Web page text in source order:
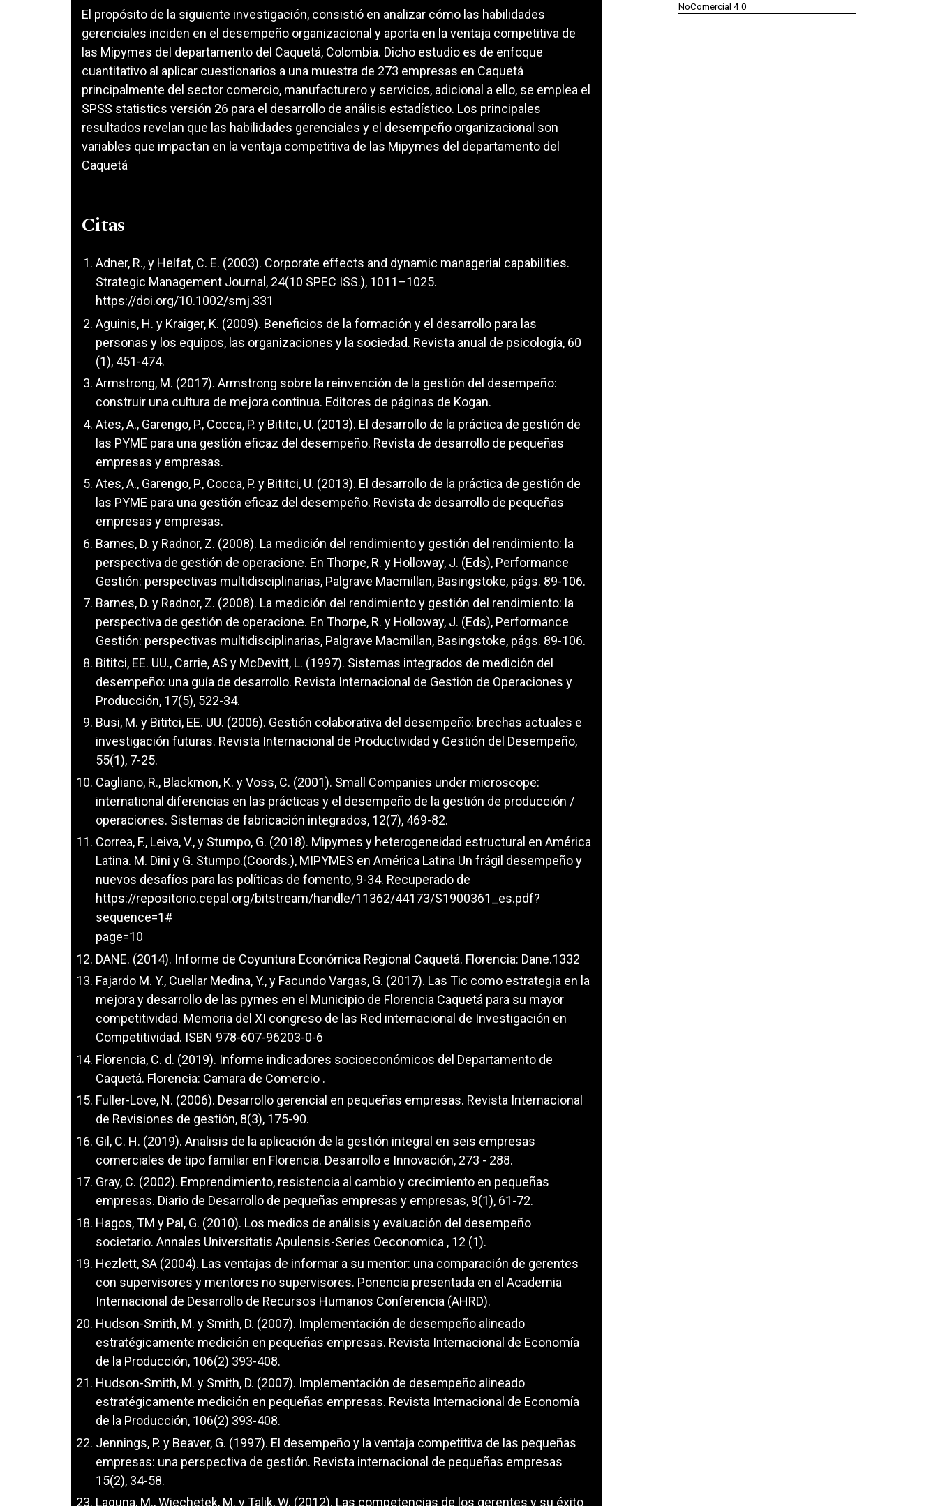
El propósito de la siguiente investigación, consistió en analizar cómo las habilidades
gerenciales inciden en el desempeño organizacional y aporta en la ventaja competitiva de
las Mipymes del departamento del Caquetá, Colombia. Dicho estudio es de enfoque
cuantitativo al aplicar cuestionarios a una muestra de 273 empresas en Caquetá
principalmente del sector comercio, manufacturero y servicios, adicional a ello, se emplea el
SPSS statistics versión 26 para el desarrollo de análisis estadístico. Los principales
resultados revelan que las habilidades gerenciales y el desempeño organizacional son
variables que impactan en la ventaja competitiva de las Mipymes del departamento del
Caquetá
Citas
Adner, R., y Helfat, C. E. (2003). Corporate effects and dynamic managerial capabilities.
Strategic Management Journal, 24(10 SPEC ISS.), 1011–1025.
https://doi.org/10.1002/smj.331
Aguinis, H. y Kraiger, K. (2009). Beneficios de la formación y el desarrollo para las
personas y los equipos, las organizaciones y la sociedad. Revista anual de psicología, 60
(1), 451-474.
Armstrong, M. (2017). Armstrong sobre la reinvención de la gestión del desempeño:
construir una cultura de mejora continua. Editores de páginas de Kogan.
Ates, A., Garengo, P., Cocca, P. y Bititci, U. (2013). El desarrollo de la práctica de gestión de
las PYME para una gestión eficaz del desempeño. Revista de desarrollo de pequeñas
empresas y empresas.
Ates, A., Garengo, P., Cocca, P. y Bititci, U. (2013). El desarrollo de la práctica de gestión de
las PYME para una gestión eficaz del desempeño. Revista de desarrollo de pequeñas
empresas y empresas.
Barnes, D. y Radnor, Z. (2008). La medición del rendimiento y gestión del rendimiento: la
perspectiva de gestión de operacione. En Thorpe, R. y Holloway, J. (Eds), Performance
Gestión: perspectivas multidisciplinarias, Palgrave Macmillan, Basingstoke, págs. 89-106.
Barnes, D. y Radnor, Z. (2008). La medición del rendimiento y gestión del rendimiento: la
perspectiva de gestión de operacione. En Thorpe, R. y Holloway, J. (Eds), Performance
Gestión: perspectivas multidisciplinarias, Palgrave Macmillan, Basingstoke, págs. 89-106.
Bititci, EE. UU., Carrie, AS y McDevitt, L. (1997). Sistemas integrados de medición del
desempeño: una guía de desarrollo. Revista Internacional de Gestión de Operaciones y
Producción, 17(5), 522-34.
Busi, M. y Bititci, EE. UU. (2006). Gestión colaborativa del desempeño: brechas actuales e
investigación futuras. Revista Internacional de Productividad y Gestión del Desempeño,
55(1), 7-25.
Cagliano, R., Blackmon, K. y Voss, C. (2001). Small Companies under microscope:
international diferencias en las prácticas y el desempeño de la gestión de producción /
operaciones. Sistemas de fabricación integrados, 12(7), 469-82.
Correa, F., Leiva, V., y Stumpo, G. (2018). Mipymes y heterogeneidad estructural en América
Latina. M. Dini y G. Stumpo.(Coords.), MIPYMES en América Latina Un frágil desempeño y
nuevos desafíos para las políticas de fomento, 9-34. Recuperado de
https://repositorio.cepal.org/bitstream/handle/11362/44173/S1900361_es.pdf?
sequence=1#
page=10
DANE. (2014). Informe de Coyuntura Económica Regional Caquetá. Florencia: Dane.1332
Fajardo M. Y., Cuellar Medina, Y., y Facundo Vargas, G. (2017). Las Tic como estrategia en la
mejora y desarrollo de las pymes en el Municipio de Florencia Caquetá para su mayor
competitividad. Memoria del XI congreso de las Red internacional de Investigación en
Competitividad. ISBN 978-607-96203-0-6
Florencia, C. d. (2019). Informe indicadores socioeconómicos del Departamento de
Caquetá. Florencia: Camara de Comercio .
Fuller-Love, N. (2006). Desarrollo gerencial en pequeñas empresas. Revista Internacional
de Revisiones de gestión, 8(3), 175-90.
Gil, C. H. (2019). Analisis de la aplicación de la gestión integral en seis empresas
comerciales de tipo familiar en Florencia. Desarrollo e Innovación, 273 - 288.
Gray, C. (2002). Emprendimiento, resistencia al cambio y crecimiento en pequeñas
empresas. Diario de Desarrollo de pequeñas empresas y empresas, 9(1), 61-72.
Hagos, TM y Pal, G. (2010). Los medios de análisis y evaluación del desempeño
societario. Annales Universitatis Apulensis-Series Oeconomica , 12 (1).
Hezlett, SA (2004). Las ventajas de informar a su mentor: una comparación de gerentes
con supervisores y mentores no supervisores. Ponencia presentada en el Academia
Internacional de Desarrollo de Recursos Humanos Conferencia (AHRD).
Hudson-Smith, M. y Smith, D. (2007). Implementación de desempeño alineado
estratégicamente medición en pequeñas empresas. Revista Internacional de Economía
de la Producción, 106(2) 393-408.
Hudson-Smith, M. y Smith, D. (2007). Implementación de desempeño alineado
estratégicamente medición en pequeñas empresas. Revista Internacional de Economía
de la Producción, 106(2) 393-408.
Jennings, P. y Beaver, G. (1997). El desempeño y la ventaja competitiva de las pequeñas
empresas: una perspectiva de gestión. Revista internacional de pequeñas empresas
15(2), 34-58.
Laguna, M., Wiechetek, M. y Talik, W. (2012). Las competencias de los gerentes y su éxito
NoComercial 4.0
.